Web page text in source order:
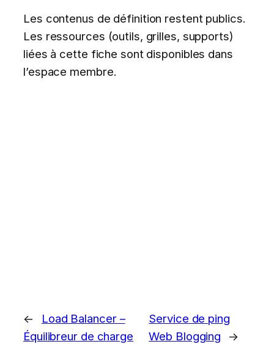
Les contenus de définition restent publics.
Les ressources (outils, grilles, supports)
liées à cette fiche sont disponibles dans
l’espace membre.
←
Load Balancer –
Équilibreur de charge
Service de ping
Web Blogging
→